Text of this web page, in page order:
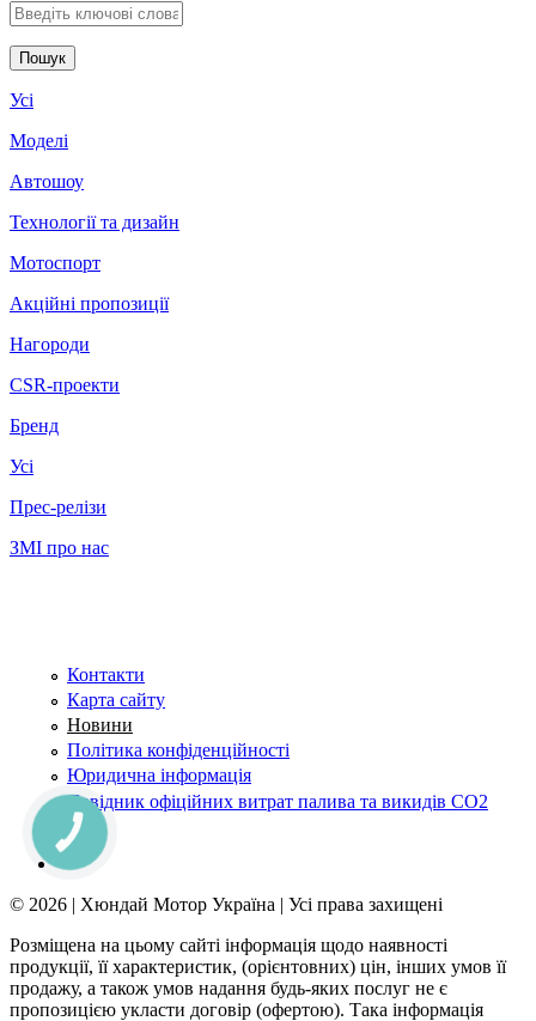
Введіть ключові слова для пошуку
Усі
Моделі
Автошоу
Технології та дизайн
Мотоспорт
Акційні пропозиції
Нагороди
CSR-проекти
Бренд
Усі
Прес-релізи
ЗМІ про нас
Контакти
Карта сайту
Новини
Політика конфіденційності
Юридична інформація
Довідник офіційних витрат палива та викидів СО2
© 2026 | Хюндай Мотор Україна | Усі права захищені
Розміщена на цьому сайті інформація щодо наявності
продукції, її характеристик, (орієнтовних) цін, інших умов її
продажу, а також умов надання будь-яких послуг не є
пропозицією укласти договір (офертою). Така інформація
КНОПКА
ЗВ'ЯЗКУ